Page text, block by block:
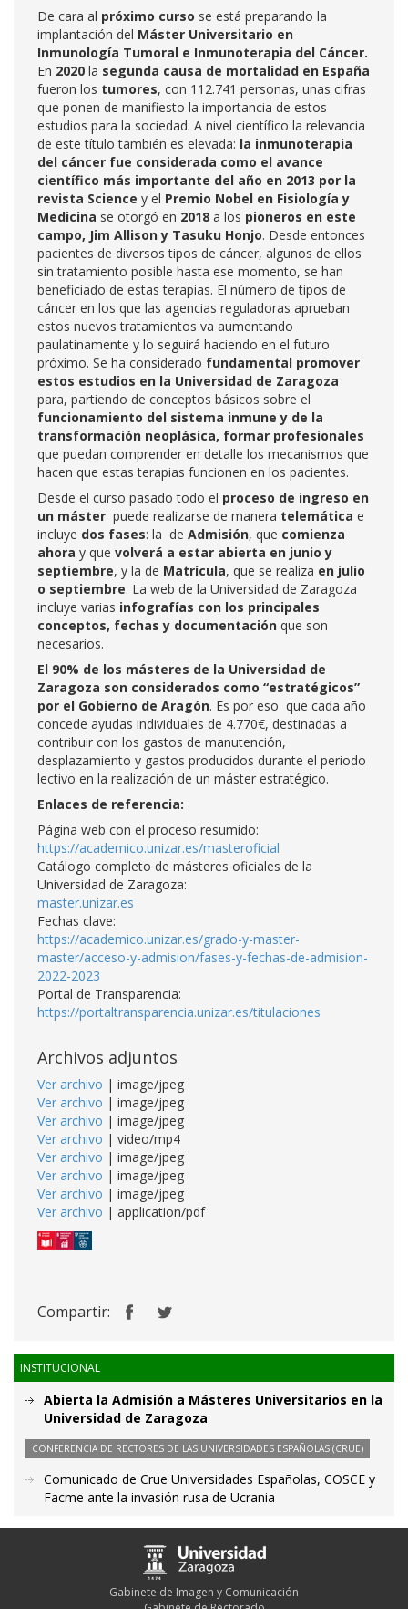
De cara al próximo curso se está preparando la
implantación del Máster Universitario en
Inmunología Tumoral e Inmunoterapia del Cáncer.
En 2020 la segunda causa de mortalidad en España
fueron los tumores, con 112.741 personas, unas cifras
que ponen de manifiesto la importancia de estos
estudios para la sociedad. A nivel científico la relevancia
de este título también es elevada: la inmunoterapia
del cáncer fue considerada como el avance
científico más importante del año en 2013 por la
revista Science y el Premio Nobel en Fisiología y
Medicina se otorgó en 2018 a los pioneros en este
campo, Jim Allison y Tasuku Honjo. Desde entonces
pacientes de diversos tipos de cáncer, algunos de ellos
sin tratamiento posible hasta ese momento, se han
beneficiado de estas terapias. El número de tipos de
cáncer en los que las agencias reguladoras aprueban
estos nuevos tratamientos va aumentando
paulatinamente y lo seguirá haciendo en el futuro
próximo. Se ha considerado fundamental promover
estos estudios en la Universidad de Zaragoza
para, partiendo de conceptos básicos sobre el
funcionamiento del sistema inmune y de la
transformación neoplásica, formar profesionales
que puedan comprender en detalle los mecanismos que
hacen que estas terapias funcionen en los pacientes.
Desde el curso pasado todo el proceso de ingreso en
un máster puede realizarse de manera telemática e
incluye dos fases: la de Admisión, que comienza
ahora y que volverá a estar abierta en junio y
septiembre, y la de Matrícula, que se realiza en julio
o septiembre. La web de la Universidad de Zaragoza
incluye varias infografías con los principales
conceptos, fechas y documentación que son
necesarios.
El 90% de los másteres de la Universidad de
Zaragoza son considerados como “estratégicos”
por el Gobierno de Aragón. Es por eso que cada año
concede ayudas individuales de 4.770€, destinadas a
contribuir con los gastos de manutención,
desplazamiento y gastos producidos durante el periodo
lectivo en la realización de un máster estratégico.
Enlaces de referencia:
Página web con el proceso resumido:
https://academico.unizar.es/masteroficial
Catálogo completo de másteres oficiales de la
Universidad de Zaragoza:
master.unizar.es
Fechas clave:
https://academico.unizar.es/grado-y-master-
master/acceso-y-admision/fases-y-fechas-de-admision-
2022-2023
Portal de Transparencia:
https://portaltransparencia.unizar.es/titulaciones
Archivos adjuntos
Ver archivo | image/jpeg
Ver archivo | image/jpeg
Ver archivo | image/jpeg
Ver archivo | video/mp4
Ver archivo | image/jpeg
Ver archivo | image/jpeg
Ver archivo | image/jpeg
Ver archivo | application/pdf
Compartir:
INSTITUCIONAL
Abierta la Admisión a Másteres Universitarios en la
Universidad de Zaragoza
CONFERENCIA DE RECTORES DE LAS UNIVERSIDADES ESPAÑOLAS (CRUE)
Comunicado de Crue Universidades Españolas, COSCE y
Facme ante la invasión rusa de Ucrania
Gabinete de Imagen y Comunicación